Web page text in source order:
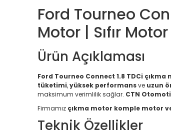
Ford Tourneo
Motor | Sıfır Motor
Ürün Açıklaması
Ford Tourneo Connect 1.8 TDCi çıkma
tüketimi,yüksek performansve uzun
maksimum verimlilik sağlar. CTN
Firmamız çıkma motor komple motor
Teknik Özellikler